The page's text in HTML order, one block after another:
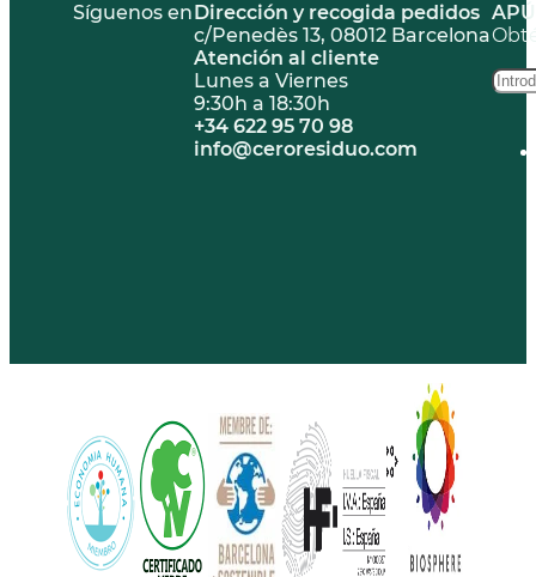
Síguenos enDirección y recogida pedidos
c/Penedès 13, 08012 Barcelona
Atención al cliente
Lunes a Viernes
9:30h a 18:30h
+34 622 95 70 98
info@ceroresiduo.com